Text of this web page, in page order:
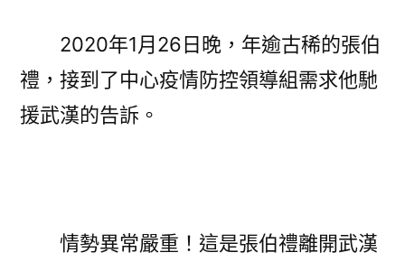
年
夜
伯
2020年1月26日晚，年逾古稀的張伯
禮，接到了中心疫情防控領導組需求他馳
援武漢的告訴。
情勢異常嚴重！這是張伯禮離開武漢